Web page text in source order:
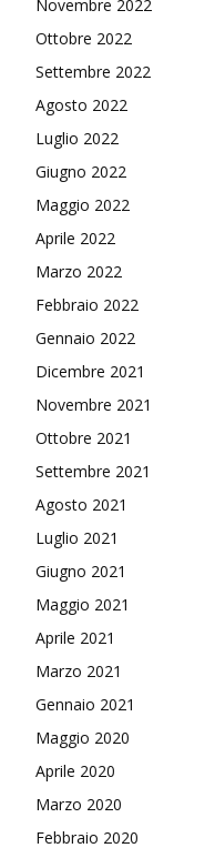
Novembre 2022
Ottobre 2022
Settembre 2022
Agosto 2022
Luglio 2022
Giugno 2022
Maggio 2022
Aprile 2022
Marzo 2022
Febbraio 2022
Gennaio 2022
Dicembre 2021
Novembre 2021
Ottobre 2021
Settembre 2021
Agosto 2021
Luglio 2021
Giugno 2021
Maggio 2021
Aprile 2021
Marzo 2021
Gennaio 2021
Maggio 2020
Aprile 2020
Marzo 2020
Febbraio 2020